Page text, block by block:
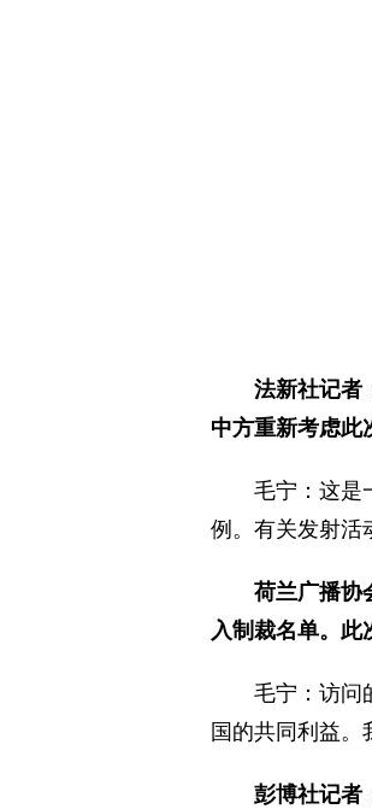
法新社记者
中方重新考虑此
毛宁：这是
例。有关发射活
荷兰广播协
入制裁名单。此
毛宁：访问
国的共同利益。
彭博社记者